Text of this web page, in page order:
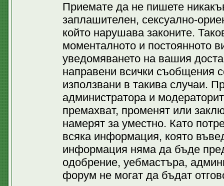
Приемате да не пишете
заплашителен, сексуално-
който нарушава законите.
моменталното и постоянното
уведомяването на вашия
направени всички съобщения
използвани в такива случаи.
администратора и
премахват, променят или
намерят за уместно. Като
всяка информация, която
информация няма да бъде
одобрение, уебмастъра,
форум не могат да бъдат